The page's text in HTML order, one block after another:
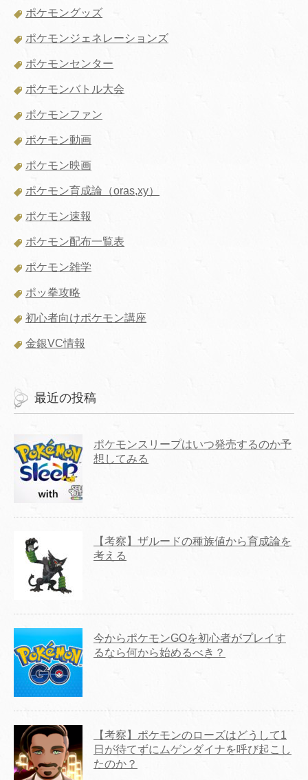
ポケモングッズ
ポケモンジェネレーションズ
ポケモンセンター
ポケモンバトル大会
ポケモンファン
ポケモン動画
ポケモン映画
ポケモン育成論（oras,xy）
ポケモン速報
ポケモン配布一覧表
ポケモン雑学
ポッ拳攻略
初心者向けポケモン講座
金銀VC情報
最近の投稿
ポケモンスリープはいつ発売するのか予
想してみる
【考察】ザルードの種族値から育成論を
考える
今からポケモンGOを初心者がプレイす
るなら何から始めるべき？
【考察】ポケモンのローズはどうして1
日が待てずにムゲンダイナを呼び起こし
たのか？